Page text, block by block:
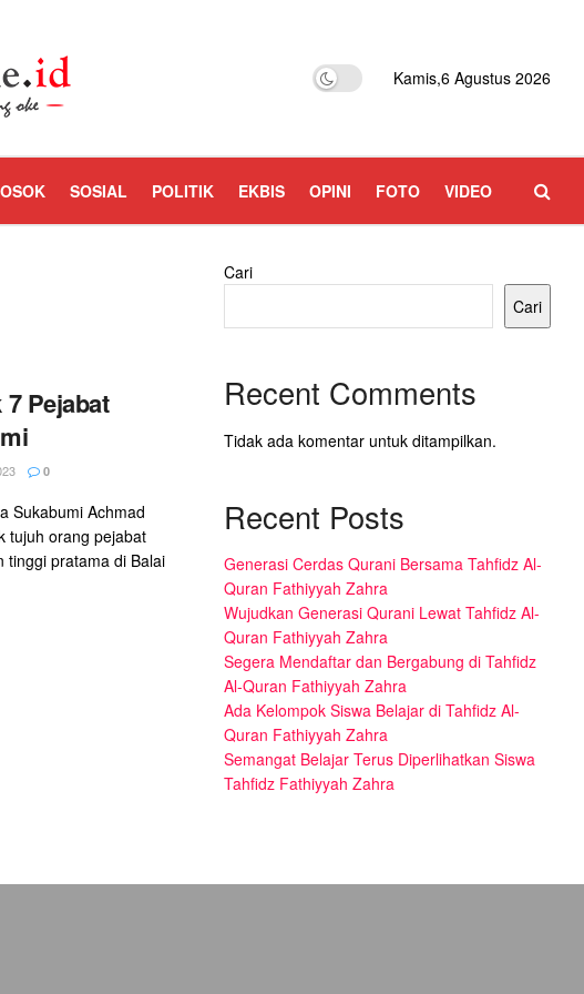
Kamis,6 Agustus 2026
SOSIAL POLITIK EKBIS OPINI FOTO VIDEO
Pejabat
0
Sukabumi Achmad
tujuh orang pejabat
tinggi pratama di Balai
Cari
Cari
Recent Comments
Tidak ada komentar untuk ditampilkan.
Recent Posts
Generasi Cerdas Qurani Bersama Tahfidz Al-
Quran Fathiyyah Zahra
Wujudkan Generasi Qurani Lewat Tahfidz Al-
Quran Fathiyyah Zahra
Segera Mendaftar dan Bergabung di Tahfidz
Al-Quran Fathiyyah Zahra
Ada Kelompok Siswa Belajar di Tahfidz Al-
Quran Fathiyyah Zahra
Semangat Belajar Terus Diperlihatkan Siswa
Tahfidz Fathiyyah Zahra